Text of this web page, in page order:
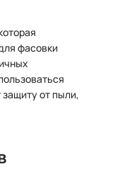
фасовки
от пыли,